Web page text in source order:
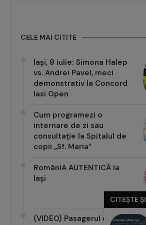
CELE MAI CITITE
Iași, 9 iulie: Simona Halep
vs. Andrei Pavel, meci
demonstrativ la Concord
Iasi Open
Cum programezi o
internare de zi sau
consultație la Spitalul de
copii „Sf. Maria”
RomânIA AUTENTICĂ la
Iași
CITEȘTE ȘI